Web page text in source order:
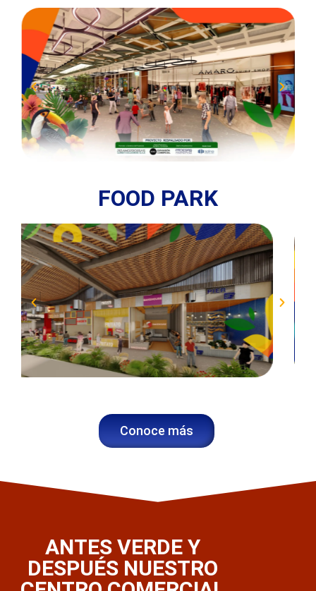
FOOD PARK
Conoce más
ANTES VERDE Y
DESPUÉS NUESTRO